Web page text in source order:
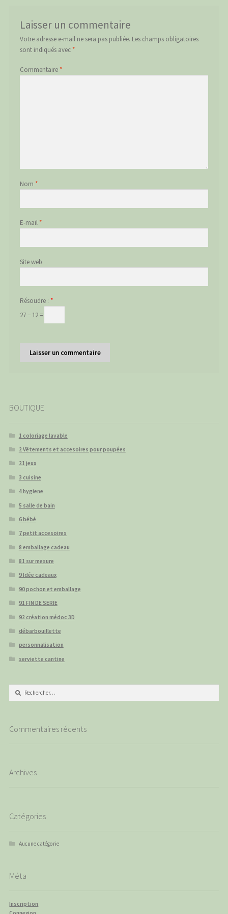
Laisser un commentaire
Votre adresse e-mail ne sera pas publiée. Les champs obligatoires
sont indiqués avec *
Commentaire *
Nom *
E-mail *
Site web
Résoudre : *
27 − 12 =
BOUTIQUE
1 coloriage lavable
2 Vêtements et accesoires pour poupées
21 jeux
3 cuisine
4 hygiene
5 salle de bain
6 bébé
7 petit accesoires
8 emballage cadeau
81 sur mesure
9 Idée cadeaux
90 pochon et emballage
91 FIN DE SERIE
92 création médoc 3D
débarbouillette
personnalisation
serviette cantine
Rechercher :
Commentaires récents
Archives
Catégories
Aucune catégorie
Méta
Inscription